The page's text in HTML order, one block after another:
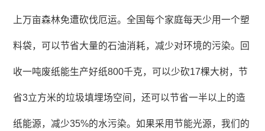
上万亩森林免遭砍伐厄运。全国每个家庭每天少用一个塑
料袋，可以节省大量的石油消耗，减少对环境的污染。回
收一吨废纸能生产好纸800千克，可以少砍17棵大树，节
省3立方米的垃圾填埋场空间，还可以节省一半以上的造
纸能源，减少35%的水污染。如果采用节能光源，我们的